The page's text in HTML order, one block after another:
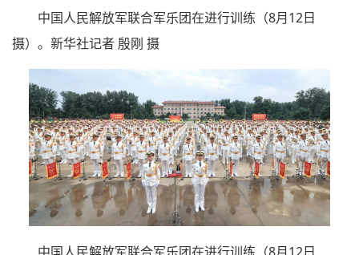
中国人民解放军联合军乐团在进行训练（8月12日
摄）。新华社记者 殷刚 摄